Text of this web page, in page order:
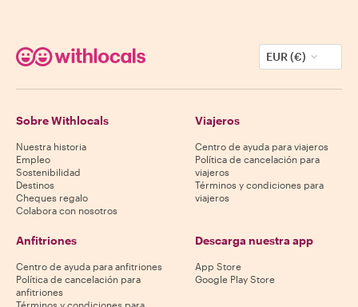
EUR (€)
Sobre Withlocals
Nuestra historia
Empleo
Sostenibilidad
Destinos
Cheques regalo
Colabora con nosotros
Viajeros
Centro de ayuda para viajeros
Política de cancelación para
viajeros
Términos y condiciones para
viajeros
Anfitriones
Centro de ayuda para anfitriones
Política de cancelación para
anfitriones
Términos y condiciones para
Descarga nuestra app
App Store
Google Play Store